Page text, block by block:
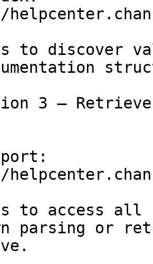
to discover
3 —
to access all
parsing or